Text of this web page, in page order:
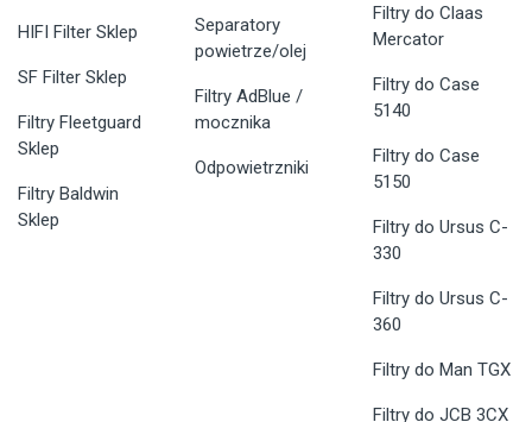
HIFI Filter Sklep
SF Filter Sklep
Filtry Fleetguard
Sklep
Filtry Baldwin
Sklep
Separatory
powietrze/olej
Filtry AdBlue /
mocznika
Odpowietrzniki
Filtry do Claas
Mercator
Filtry do Case
5140
Filtry do Case
5150
Filtry do Ursus C-
330
Filtry do Ursus C-
360
Filtry do Man TGX
Filtry do JCB 3CX